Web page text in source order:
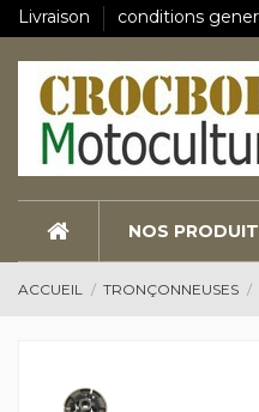
Livraison conditions
NOS
ACCUEIL TRONÇONNEUSES